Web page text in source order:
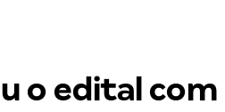
o edital com